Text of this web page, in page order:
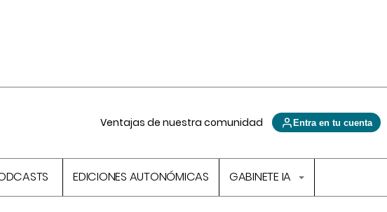
Ventajas de nuestra comunidad Entra en tu cuenta
EDICIONES AUTONÓMICAS GABINETE IA